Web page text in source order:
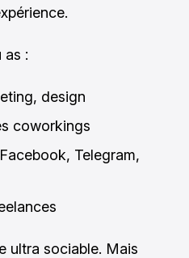
as :
design
coworkings
Telegram,
ultra sociable. Mais